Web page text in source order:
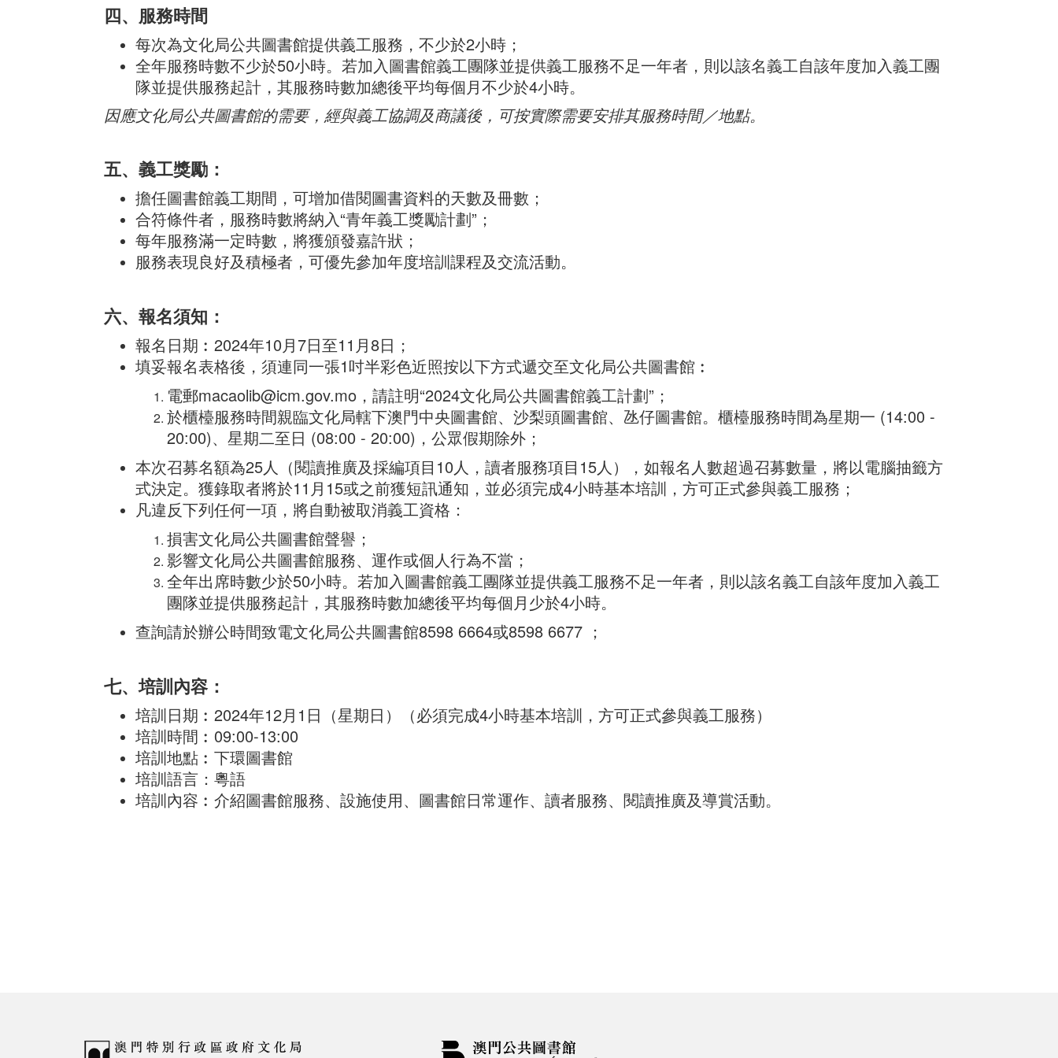
四、服務時間
每次為文化局公共圖書館提供義工服務，不少於2小時；
全年服務時數不少於50小時。若加入圖書館義工團隊並提供義工服務不足一年者，則以該名義工自該年度加入義工團
隊並提供服務起計，其服務時數加總後平均每個月不少於4小時。
因應文化局公共圖書館的需要，經與義工協調及商議後，可按實際需要安排其服務時間／地點。
五、義工獎勵：
擔任圖書館義工期間，可增加借閱圖書資料的天數及冊數；
合符條件者，服務時數將納入“青年義工獎勵計劃”；
每年服務滿一定時數，將獲頒發嘉許狀；
服務表現良好及積極者，可優先參加年度培訓課程及交流活動。
六、報名須知：
報名日期︰2024年10月7日至11月8日；
填妥報名表格後，須連同一張1吋半彩色近照按以下方式遞交至文化局公共圖書館︰
電郵macaolib@icm.gov.mo，請註明“2024文化局公共圖書館義工計劃”；
於櫃檯服務時間親臨文化局轄下澳門中央圖書館、沙梨頭圖書館、氹仔圖書館。櫃檯服務時間為星期一 (14:00 -
20:00)、星期二至日 (08:00 - 20:00)，公眾假期除外；
本次召募名額為25人（閱讀推廣及採編項目10人，讀者服務項目15人），如報名人數超過召募數量，將以電腦抽籤方
式決定。獲錄取者將於11月15或之前獲短訊通知，並必須完成4小時基本培訓，方可正式參與義工服務；
凡違反下列任何一項，將自動被取消義工資格：
損害文化局公共圖書館聲譽；
影響文化局公共圖書館服務、運作或個人行為不當；
全年出席時數少於50小時。若加入圖書館義工團隊並提供義工服務不足一年者，則以該名義工自該年度加入義工
團隊並提供服務起計，其服務時數加總後平均每個月少於4小時。
查詢請於辦公時間致電文化局公共圖書館8598 6664或8598 6677 ；
七、培訓內容：
培訓日期︰2024年12月1日（星期日）（必須完成4小時基本培訓，方可正式參與義工服務）
培訓時間︰09:00-13:00
培訓地點︰下環圖書館
培訓語言：粵語
培訓內容︰介紹圖書館服務、設施使用、圖書館日常運作、讀者服務、閱讀推廣及導賞活動。